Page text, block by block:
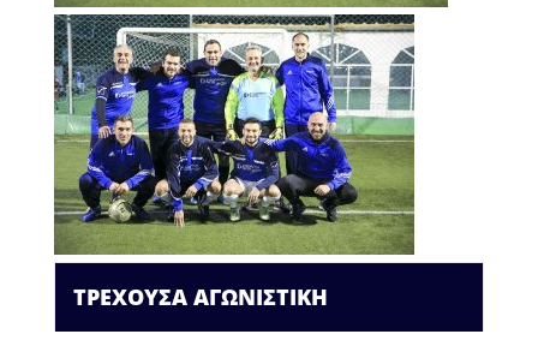
ΤΡΕΧΟΥΣΑ ΑΓΩΝΙΣΤΙΚΗ